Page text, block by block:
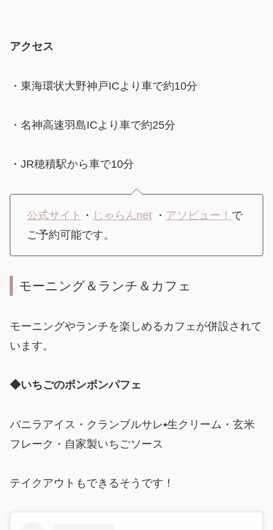
アクセス
・東海環状大野神戸ICより車で約10分
・名神高速羽島ICより車で約25分
・JR穂積駅から車で10分
公式サイト ・ じゃらんnet ・ アソビュー！ で
ご予約可能です。
モーニング＆ランチ＆カフェ
モーニングやランチを楽しめるカフェが併設されて
います。
◆いちごのボンボンパフェ
バニラアイス・クランブルサレ•生クリーム・玄米
フレーク・自家製いちごソース
テイクアウトもできるそうです！